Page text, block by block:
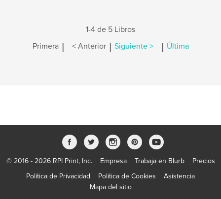
1-4 de 5 Libros
Primera | < Anterior | Siguiente > | Última
© 2016 - 2026 RPI Print, Inc. Empresa Trabaja en Blurb
Precios
Política de Privacidad
Política de Cookies
Asistencia
Mapa del sitio